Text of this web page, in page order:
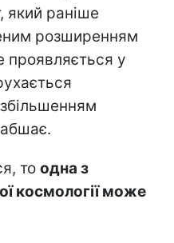
який раніше
розширенням
проявляється у
то одна з
космології може